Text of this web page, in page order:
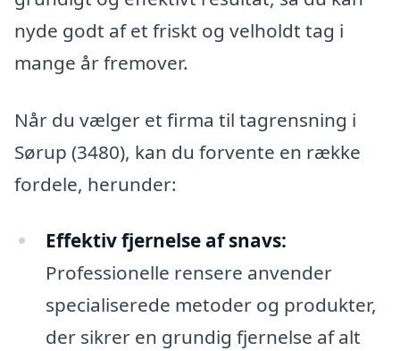
nyde godt af et friskt og velholdt tag i
mange år fremover.
Når du vælger et firma til tagrensning i
Sørup (3480), kan du forvente en række
fordele, herunder:
Effektiv fjernelse af snavs:
Professionelle rensere anvender
specialiserede metoder og produkter,
der sikrer en grundig fjernelse af alt